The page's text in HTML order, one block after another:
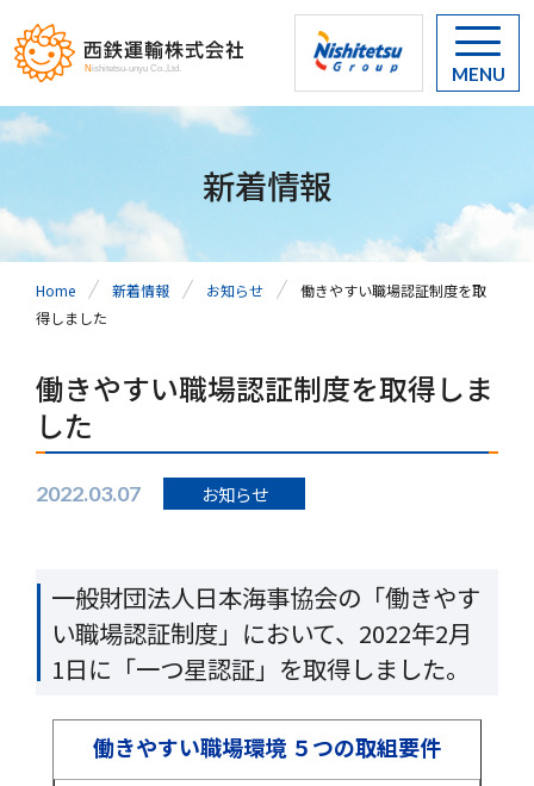
MENU
新着情報
Home 新着情報 お知らせ
働きやすい職場認証制度を取
得しました
働きやすい職場認証制度を取得しま
した
2022.03.07 お知らせ
一般財団法人日本海事協会の「働きやす
い職場認証制度」において、2022年2月
1日に「一つ星認証」を取得しました。
働きやすい職場環境 ５つの取組要件